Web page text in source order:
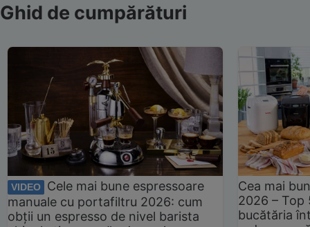
Ghid de cumpărături
VIDEO
Cele mai bune espressoare
manuale cu portafiltru 2026: cum
obții un espresso de nivel barista
Cea mai
2026 –
bucătăria